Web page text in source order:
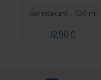
Gel relaxant - 100 ml
12,90 €